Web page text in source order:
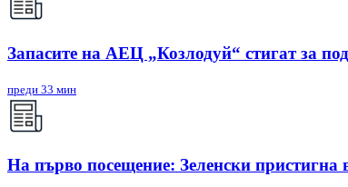
Запасите на АЕЦ „Козлодуй“ стигат за
преди 33 мин
На първо посещение: Зеленски пристигна